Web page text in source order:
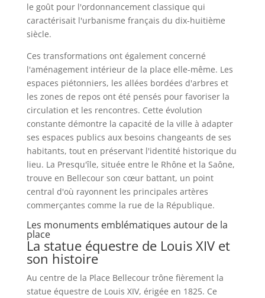
le goût pour l'ordonnancement classique qui
caractérisait l'urbanisme français du dix-huitième
siècle.
Ces transformations ont également concerné
l'aménagement intérieur de la place elle-même. Les
espaces piétonniers, les allées bordées d'arbres et
les zones de repos ont été pensés pour favoriser la
circulation et les rencontres. Cette évolution
constante démontre la capacité de la ville à adapter
ses espaces publics aux besoins changeants de ses
habitants, tout en préservant l'identité historique du
lieu. La Presqu'île, située entre le Rhône et la Saône,
trouve en Bellecour son cœur battant, un point
central d'où rayonnent les principales artères
commerçantes comme la rue de la République.
Les monuments emblématiques autour de la
place
La statue équestre de Louis XIV et
son histoire
Au centre de la Place Bellecour trône fièrement la
statue équestre de Louis XIV, érigée en 1825. Ce